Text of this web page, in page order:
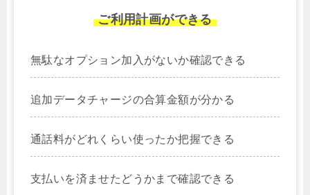
ご利用計画ができる
無駄なオプション加入がないか確認できる
追加データチャージの合算金額が分かる
通話料がどれくらい使ったか把握できる
支払いを済ませたどうかまで確認できる